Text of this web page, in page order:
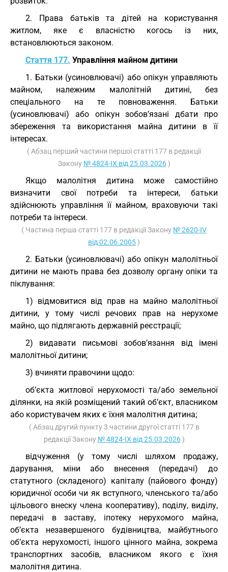
2. Права батьків та дітей на користування
житлом, яке є власністю когось із них,
встановлюються законом.
Стаття 177. Управління майном дитини
1. Батьки (усиновлювачі) або опікун управляють
майном, належним малолітній дитині, без
спеціального на те повноваження. Батьки
(усиновлювачі) або опікун зобов’язані дбати про
збереження та використання майна дитини в її
інтересах.
( Абзац перший частини першої статті 177 в редакції
Закону № 4824-IX від 25.03.2026)
Якщо малолітня дитина може самостійно
визначити свої потреби та інтереси, батьки
здійснюють управління її майном, враховуючи такі
потреби та інтереси.
( Частина перша статті 177 в редакції Закону № 2620-IV
від 02.06.2005)
2. Батьки (усиновлювачі) або опікун малолітньої
дитини не мають права без дозволу органу опіки та
піклування:
1) відмовитися від прав на майно малолітньої
дитини, у тому числі речових прав на нерухоме
майно, що підлягають державній реєстрації;
2) видавати письмові зобов’язання від імені
малолітньої дитини;
3) вчиняти правочини щодо:
об’єкта житлової нерухомості та/або земельної
ділянки, на якій розміщений такий об’єкт, власником
або користувачем яких є їхня малолітня дитина;
( Абзац другий пункту 3 частини другої статті 177 в
редакції Закону № 4824-IX від 25.03.2026)
відчуження (у тому числі шляхом продажу,
дарування, міни або внесення (передачі) до
статутного (складеного) капіталу (пайового фонду)
юридичної особи чи як вступного, членського та/або
цільового внеску члена кооперативу), поділу, виділу,
передачі в заставу, іпотеку нерухомого майна,
об’єкта незавершеного будівництва, майбутнього
об’єкта нерухомості, іншого цінного майна, зокрема
транспортних засобів, власником якого є їхня
малолітня дитина.